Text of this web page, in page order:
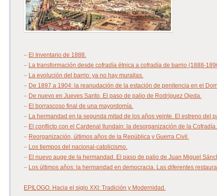
– El Inventario de 1888.
– La transformación desde cofradía étnica a cofradía de barrio (1888-
– La evolución del barrio: ya no hay murallas.
– De 1897 a 1904: la reanudación de la estación de penitencia en el
– De nuevo en Jueves Santo. El paso de palio de Rodríguez Ojeda.
– El borrascoso final de una mayordomía.
– La hermandad en la segunda mitad de los años veinte. El estreno del
– El conflicto con el Cardenal Ilundain: la desorganización de la Cofradía.
– Reorganización, últimos años de la República y Guerra Civil.
– Los tiempos del nacional-catolicismo.
– El nuevo auge de la hermandad. El paso de palio de Juan Miguel
– Los últimos años: la hermandad en democracia. Las diferentes
EPILOGO. Hacia el siglo XXI: Tradición y Modernidad.